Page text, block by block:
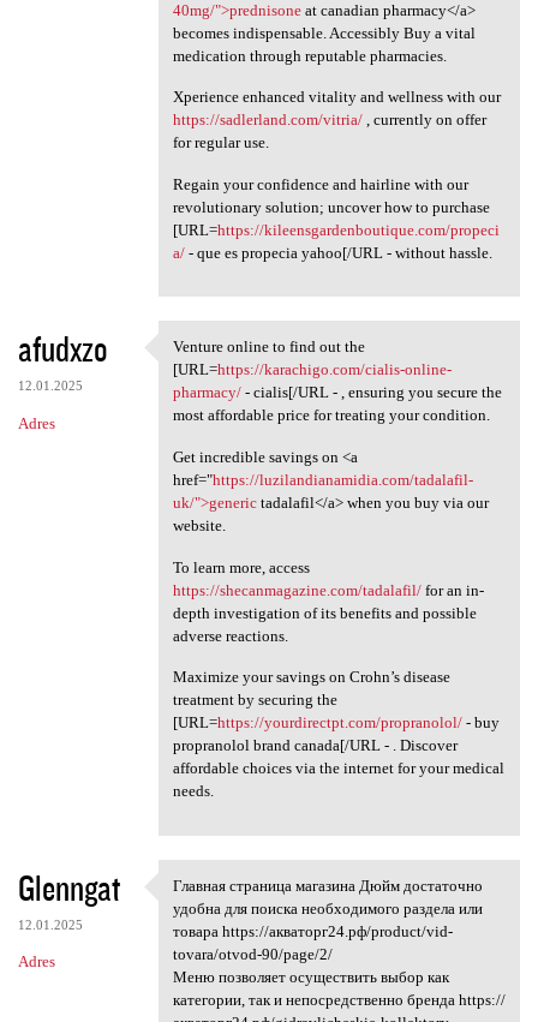
40mg/">prednisoneat canadian pharmacy</a>
becomes indispensable. Accessibly Buy a vital
medication through reputable pharmacies.
Xperience enhanced vitality and wellness with our
https://sadlerland.com/vitria/, currently on offer
for regular use.
Regain your confidence and hairline with our
revolutionary solution; uncover how to purchase
[URL=https://kileensgardenboutique.com/propeci
a/- que es propecia yahoo[/URL - without hassle.
afudxzo
12.01.2025
Adres
Venture online to find out
Venture online to find out the
[URL=https://karachigo.com/cialis-online-
pharmacy/- cialis[/URL - , ensuring you secure the
most affordable price for treating your condition.
Get incredible savings on <a
href="https://luzilandianamidia.com/tadalafil-
uk/">generictadalafil</a> when you buy via our
website.
To learn more, access
https://shecanmagazine.com/tadalafil/for an in-
depth investigation of its benefits and possible
adverse reactions.
Maximize your savings on Crohn’s disease
treatment by securing the
[URL=https://yourdirectpt.com/propranolol/- buy
propranolol brand canada[/URL - . Discover
affordable choices via the internet for your medical
needs.
Glenngat
12.01.2025
Adres
Главная страница магазина
Главная страница магазина Дюйм достаточно
удобна для поиска необходимого раздела или
товара https://акваторг24.рф/product/vid-
tovara/otvod-90/page/2/
Меню позволяет осуществить выбор как
категории, так и непосредственно бренда https://